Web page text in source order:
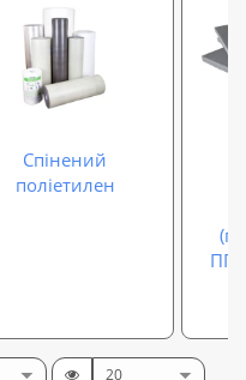
Спінений
поліетилен